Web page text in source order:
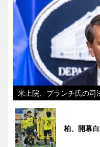
米上院、ブランチ氏の司
柏、開幕